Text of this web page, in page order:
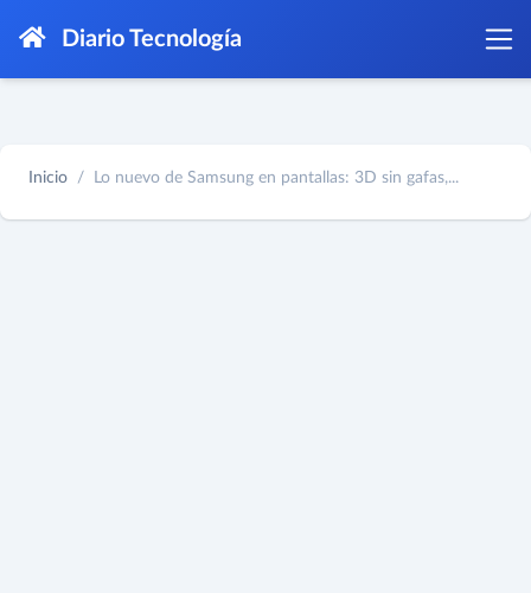
Diario Tecnología
Inicio Lo nuevo de Samsung en pantallas: 3D sin gafas,...